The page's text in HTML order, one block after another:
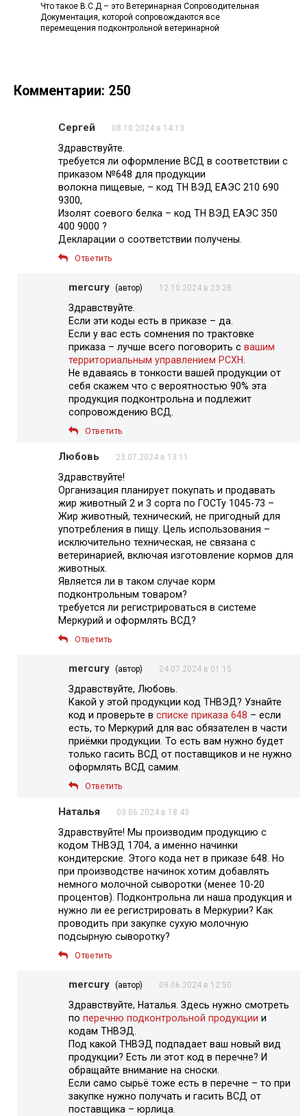
Что такое В.С.Д – это Ветеринарная Сопроводительная
Документация, которой сопровождаются все
перемещения подконтрольной ветеринарной
Комментарии: 250
Сергей 08.10.2024 в 14:13
Здравствуйте.
требуется ли оформление ВСД в соответствии с
приказом №648 для продукции
волокна пищевые, – код ТН ВЭД ЕАЭС 210 690
9300,
Изолят соевого белка – код ТН ВЭД ЕАЭС 350
400 9000 ?
Декларации о соответствии получены.
Ответить
mercury (автор) 12.10.2024 в 23:28
Здравствуйте.
Если эти коды есть в приказе – да.
Если у вас есть сомнения по трактовке
приказа – лучше всего поговорить с вашим
территориальным управлением РСХН
Не вдаваясь в тонкости вашей продукции от
себя скажем что с вероятностью 90% эта
продукция подконтрольна и подлежит
сопровождению ВСД.
Ответить
Любовь 23.07.2024 в 13:11
Здравствуйте!
Организация планирует покупать и продавать
жир животный 2 и 3 сорта по ГОСТу 1045-73 –
Жир животный, технический, не пригодный для
употребления в пищу. Цель использования –
исключительно техническая, не связана с
ветеринарией, включая изготовление кормов для
животных.
Является ли в таком случае корм
подконтрольным товаром?
требуется ли регистрироваться в системе
Меркурий и оформлять ВСД?
Ответить
mercury (автор) 24.07.2024 в 01:15
Здравствуйте, Любовь.
Какой у этой продукции код ТНВЭД? Узнайте
код и проверьте в списке приказа 648 – если
есть, то Меркурий для вас обязателен в части
приёмки продукции. То есть вам нужно будет
только гасить ВСД от поставщиков и не нужно
оформлять ВСД самим.
Ответить
Наталья 03.06.2024 в 18:43
Здравствуйте! Мы производим продукцию с
кодом ТНВЭД 1704, а именно начинки
кондитерские. Этого кода нет в приказе 648. Но
при производстве начинок хотим добавлять
немного молочной сыворотки (менее 10-20
процентов). Подконтрольна ли наша продукция и
нужно ли ее регистрировать в Меркурии? Как
проводить при закупке сухую молочную
подсырную сыворотку?
Ответить
mercury (автор) 09.06.2024 в 12:50
Здравствуйте, Наталья. Здесь нужно смотреть
по перечню подконтрольной продукции и
кодам ТНВЭД.
Под какой ТНВЭД подпадает ваш новый вид
продукции? Есть ли этот код в перечне? И
обращайте внимание на сноски.
Если само сырьё тоже есть в перечне – то при
закупке нужно получать и гасить ВСД от
поставщика – юрлица.